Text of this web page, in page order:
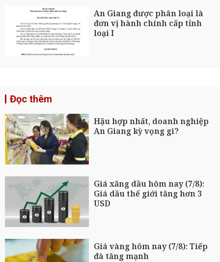
An Giang được phân loại là
đơn vị hành chính cấp tỉnh
loại I
Đọc thêm
Hậu hợp nhất, doanh nghiệp
An Giang kỳ vọng gì?
Giá xăng dầu hôm nay (7/8):
Giá dầu thế giới tăng hơn 3
USD
Giá vàng hôm nay (7/8): Tiếp
đà tăng mạnh